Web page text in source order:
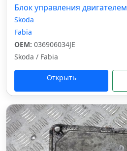
Блок управления двигателем
Skoda
Fabia
OEM: 036906034JE
Skoda / Fabia
Открыть